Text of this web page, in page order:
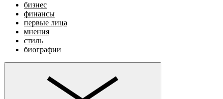
бизнес
финансы
первые лица
мнения
стиль
биографии